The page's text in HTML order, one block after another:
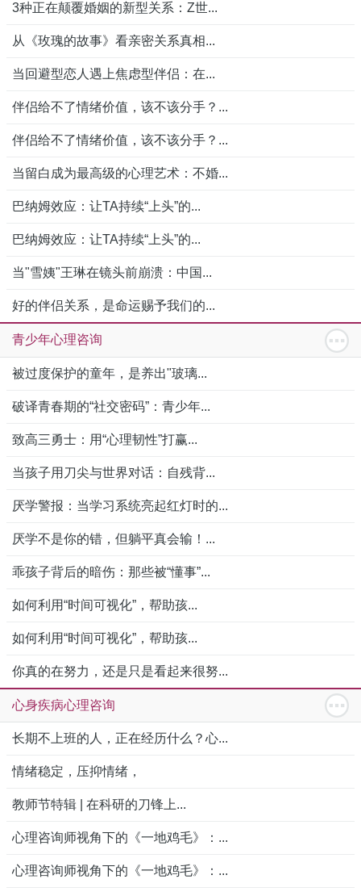
3种正在颠覆婚姻的新型关系：Z世...
从《玫瑰的故事》看亲密关系真相...
当回避型恋人遇上焦虑型伴侣：在...
伴侣给不了情绪价值，该不该分手？...
伴侣给不了情绪价值，该不该分手？...
当留白成为最高级的心理艺术：不婚...
巴纳姆效应：让TA持续“上头”的...
巴纳姆效应：让TA持续“上头”的...
当"雪姨"王琳在镜头前崩溃：中国...
好的伴侣关系，是命运赐予我们的...
青少年心理咨询
被过度保护的童年，是养出"玻璃...
破译青春期的“社交密码”：青少年...
致高三勇士：用“心理韧性”打赢...
当孩子用刀尖与世界对话：自残背...
厌学警报：当学习系统亮起红灯时的...
厌学不是你的错，但躺平真会输！...
乖孩子背后的暗伤：那些被“懂事”...
如何利用“时间可视化”，帮助孩...
如何利用“时间可视化”，帮助孩...
你真的在努力，还是只是看起来很努...
心身疾病心理咨询
长期不上班的人，正在经历什么？心...
情绪稳定，压抑情绪，
教师节特辑 | 在科研的刀锋上...
心理咨询师视角下的《一地鸡毛》：...
心理咨询师视角下的《一地鸡毛》：...